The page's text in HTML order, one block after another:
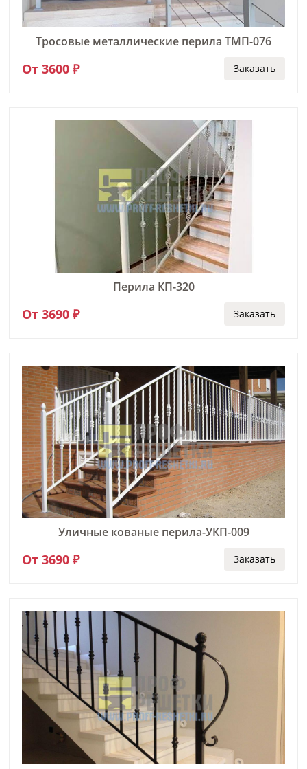
Тросовые металлические перила ТМП-076
От 3600 ₽ Заказать
Перила КП-320
От 3690 ₽ Заказать
Уличные кованые перила-УКП-009
От 3690 ₽ Заказать